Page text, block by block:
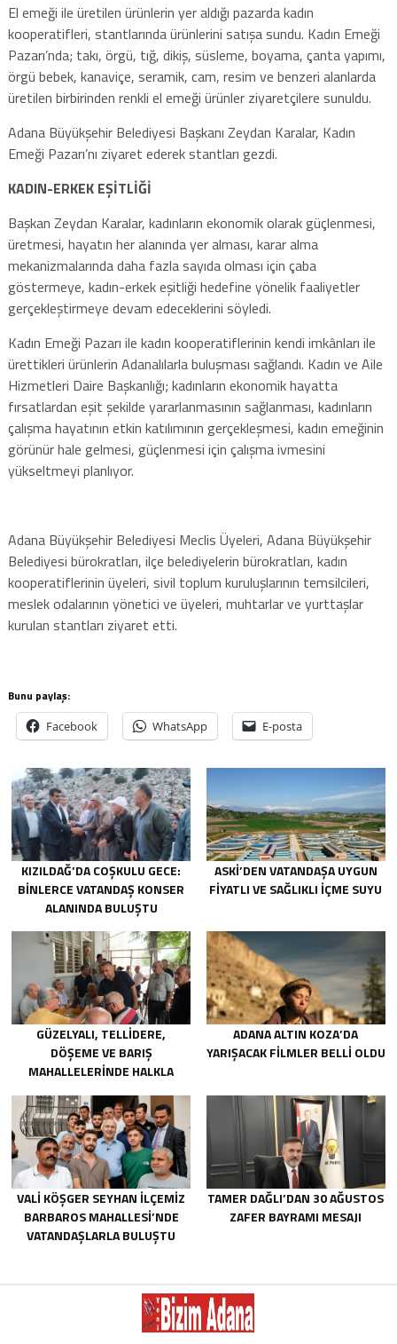
El emeği ile üretilen ürünlerin yer aldığı pazarda kadın
kooperatifleri, stantlarında ürünlerini satışa sundu. Kadın Emeği
Pazarı’nda; takı, örgü, tığ, dikiş, süsleme, boyama, çanta yapımı,
örgü bebek, kanaviçe, seramik, cam, resim ve benzeri alanlarda
üretilen birbirinden renkli el emeği ürünler ziyaretçilere sunuldu.
Adana Büyükşehir Belediyesi Başkanı Zeydan Karalar, Kadın
Emeği Pazarı’nı ziyaret ederek stantları gezdi.
KADIN-ERKEK EŞİTLİĞİ
Başkan Zeydan Karalar, kadınların ekonomik olarak güçlenmesi,
üretmesi, hayatın her alanında yer alması, karar alma
mekanizmalarında daha fazla sayıda olması için çaba
göstermeye, kadın-erkek eşitliği hedefine yönelik faaliyetler
gerçekleştirmeye devam edeceklerini söyledi.
Kadın Emeği Pazarı ile kadın kooperatiflerinin kendi imkânları ile
ürettikleri ürünlerin Adanalılarla buluşması sağlandı. Kadın ve Aile
Hizmetleri Daire Başkanlığı; kadınların ekonomik hayatta
fırsatlardan eşit şekilde yararlanmasının sağlanması, kadınların
çalışma hayatının etkin katılımının gerçekleşmesi, kadın emeğinin
görünür hale gelmesi, güçlenmesi için çalışma ivmesini
yükseltmeyi planlıyor.
Adana Büyükşehir Belediyesi Meclis Üyeleri, Adana Büyükşehir
Belediyesi bürokratları, ilçe belediyelerin bürokratları, kadın
kooperatiflerinin üyeleri, sivil toplum kuruluşlarının temsilcileri,
meslek odalarının yönetici ve üyeleri, muhtarlar ve yurttaşlar
kurulan stantları ziyaret etti.
Bunu paylaş:
Facebook WhatsApp E-posta
KIZILDAĞ’DA COŞKULU GECE:
BINLERCE VATANDAŞ KONSER
ALANINDA BULUŞTU
ASKİ’DEN VATANDAŞA UYGUN
FIYATLI VE SAĞLIKLI IÇME SUYU
GÜZELYALI, TELLIDERE,
DÖŞEME VE BARIŞ
MAHALLELERINDE HALKLA
ADANA ALTIN KOZA’DA
YARIŞACAK FILMLER BELLI OLDU
VALİ KÖŞGER SEYHAN İLÇEMİZ
BARBAROS MAHALLESİ’NDE
VATANDAŞLARLA BULUŞTU
TAMER DAĞLI’DAN 30 AĞUSTOS
ZAFER BAYRAMI MESAJI